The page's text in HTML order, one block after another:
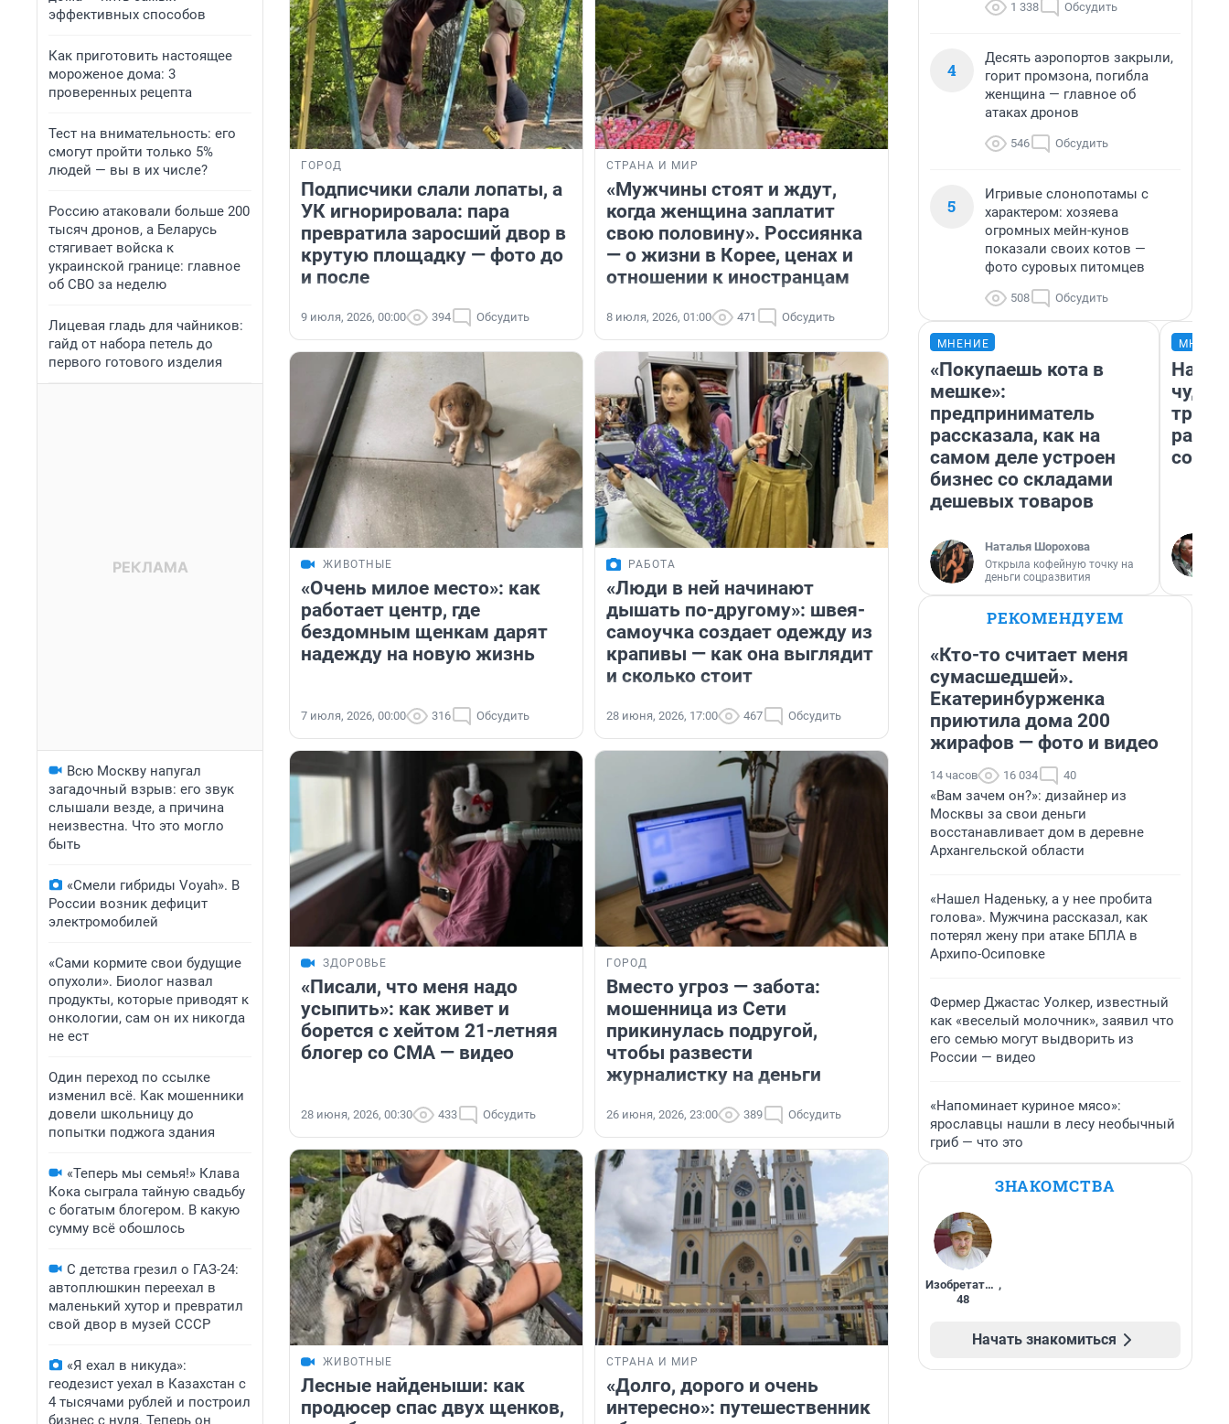
эффективных способов
Как приготовить настоящее
мороженое дома: 3
проверенных рецепта
Тест на внимательность: его
смогут пройти только 5%
людей — вы в их числе?
Россию атаковали больше 200
тысяч дронов, а Беларусь
стягивает войска к
украинской границе: главное
об СВО за неделю
Лицевая гладь для чайников:
гайд от набора петель до
первого готового изделия
Всю Москву напугал
загадочный взрыв: его звук
слышали везде, а причина
неизвестна. Что это могло
быть
«Смели гибриды Voyah». В
России возник дефицит
электромобилей
«Сами кормите свои будущие
опухоли». Биолог назвал
продукты, которые приводят к
онкологии, сам он их никогда
не ест
Один переход по ссылке
изменил всё. Как мошенники
довели школьницу до
попытки поджога здания
«Теперь мы семья!» Клава
Кока сыграла тайную свадьбу
с богатым блогером. В какую
сумму всё обошлось
С детства грезил о ГАЗ-24:
автоплюшкин переехал в
маленький хутор и превратил
свой двор в музей СССР
«Я ехал в никуда»:
геодезист уехал в Казахстан с
4 тысячами рублей и построил
бизнес с нуля. Теперь он
ГОРОД
Подписчики слали лопаты, а
УК игнорировала: пара
превратила заросший двор в
крутую площадку — фото до
и после
9 июля, 2026, 00:00 394 Обсудить
СТРАНА И МИР
«Мужчины стоят и ждут,
когда женщина заплатит
свою половину». Россиянка
— о жизни в Корее, ценах и
отношении к иностранцам
8 июля, 2026, 01:00 471 Обсудить
ЖИВОТНЫЕ
«Очень милое место»: как
работает центр, где
бездомным щенкам дарят
надежду на новую жизнь
7 июля, 2026, 00:00 316 Обсудить
РАБОТА
«Люди в ней начинают
дышать по-другому»: швея-
самоучка создает одежду из
крапивы — как она выглядит
и сколько стоит
28 июня, 2026, 17:00 467 Обсудить
ЗДОРОВЬЕ
«Писали, что меня надо
усыпить»: как живет и
борется с хейтом 21-летняя
блогер со СМА — видео
28 июня, 2026, 00:30 433 Обсудить
ГОРОД
Вместо угроз — забота:
мошенница из Сети
прикинулась подругой,
чтобы развести
журналистку на деньги
26 июня, 2026, 23:00 389 Обсудить
ЖИВОТНЫЕ
Лесные найденыши: как
продюсер спас двух щенков,
СТРАНА И МИР
«Долго, дорого и очень
интересно»: путешественник
1 338 Обсудить
4
Десять аэропортов закрыли,
горит промзона, погибла
женщина — главное об
атаках дронов
546 Обсудить
5
Игривые слонопотамы с
характером: хозяева
огромных мейн-кунов
показали своих котов —
фото суровых питомцев
508 Обсудить
МНЕНИЕ
«Покупаешь кота в
мешке»:
предприниматель
рассказала, как на
самом деле устроен
бизнес со складами
дешевых товаров
Наталья Шорохова
Открыла кофейную точку на
деньги соцразвития
РЕКОМЕНДУЕМ
«Кто-то считает меня
сумасшедшей».
Екатеринбурженка
приютила дома 200
жирафов — фото и видео
14 часов 16 034 40
«Вам зачем он?»: дизайнер из
Москвы за свои деньги
восстанавливает дом в деревне
Архангельской области
«Нашел Наденьку, а у нее пробита
голова». Мужчина рассказал, как
потерял жену при атаке БПЛА в
Архипо-Осиповке
Фермер Джастас Уолкер, известный
как «веселый молочник», заявил что
его семью могут выдворить из
России — видео
«Напоминает куриное мясо»:
ярославцы нашли в лесу необычный
гриб — что это
ЗНАКОМСТВА
Изобретатель ,
48
Начать знакомиться